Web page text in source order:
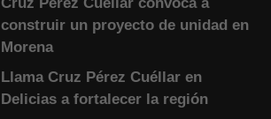
construir un proyecto de unidad en
Morena
Llama Cruz Pérez Cuéllar en
Delicias a fortalecer la región